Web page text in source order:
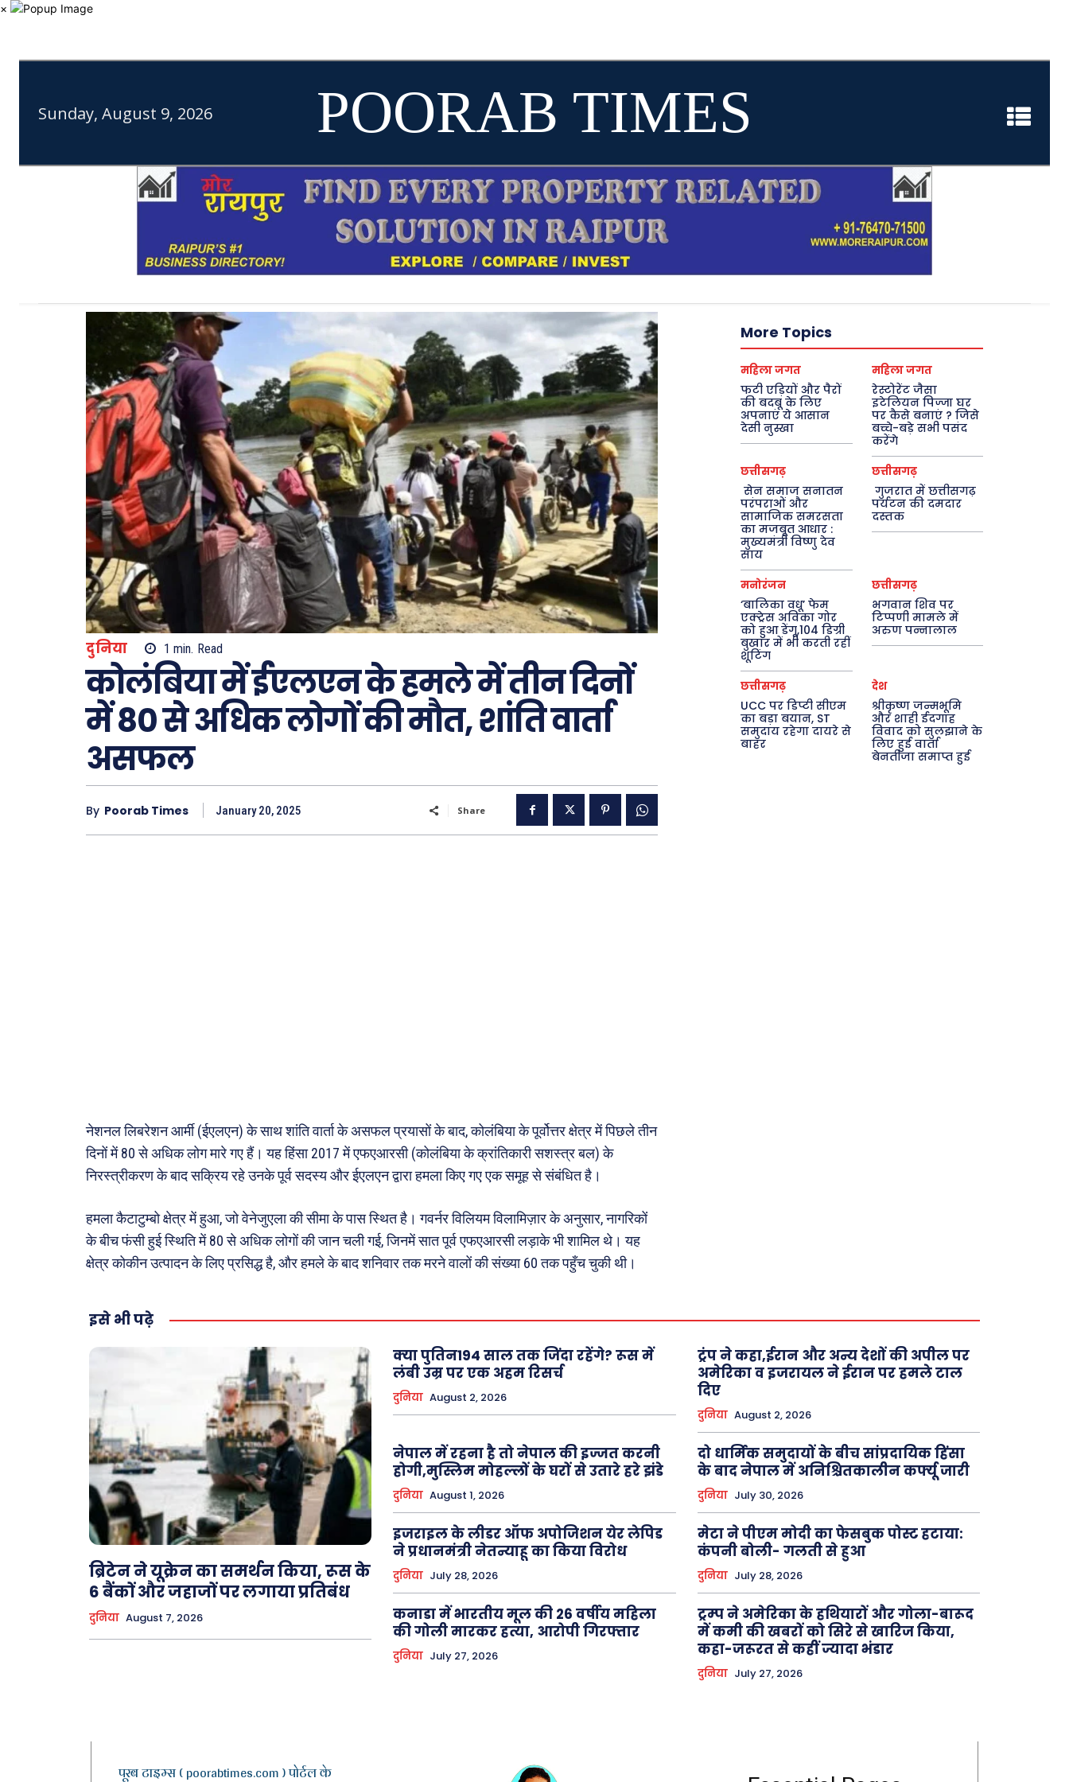
Type here... Search
छत्तीसगढ़
जानकारी
Tech
Mobiles
स्वास्थ्य
क़ायदे क़ानून जानकारी
पूरब विशेष
वो ख़्वाबों के दिन
About Us Privacy Policy
×
Sunday, August 9, 2026 POORAB TIMES
दुनिया 1 min. Read
कोलंबिया में ईएलएन के हमले में तीन दिनों
में 80 से अधिक लोगों की मौत, शांति वार्ता
असफल
By Poorab Times January 20, 2025 Share
नेशनल लिबरेशन आर्मी (ईएलएन) के साथ शांति वार्ता के असफल प्रयासों के बाद, कोलंबिया के पूर्वोत्तर क्षेत्र में पिछले तीन
दिनों में 80 से अधिक लोग मारे गए हैं। यह हिंसा 2017 में एफएआरसी (कोलंबिया के क्रांतिकारी सशस्त्र बल) के
निरस्त्रीकरण के बाद सक्रिय रहे उनके पूर्व सदस्य और ईएलएन द्वारा हमला किए गए एक समूह से संबंधित है।
हमला कैटाटुम्बो क्षेत्र में हुआ, जो वेनेजुएला की सीमा के पास स्थित है। गवर्नर विलियम विलामिज़ार के अनुसार, नागरिकों
के बीच फंसी हुई स्थिति में 80 से अधिक लोगों की जान चली गई, जिनमें सात पूर्व एफएआरसी लड़ाके भी शामिल थे। यह
क्षेत्र कोकीन उत्पादन के लिए प्रसिद्ध है, और हमले के बाद शनिवार तक मरने वालों की संख्या 60 तक पहुँच चुकी थी।
More Topics
महिला जगत
फटी एड़ियों और पैरों
की बदबू के लिए
अपनाएं ये आसान
देसी नुस्खा
महिला जगत
रेस्टोरेंट जैसा
इटेलियन पिज्जा घर
पर कैसे बनाएं ? जिसे
बच्चे-बड़े सभी पसंद
करेंगे
छत्तीसगढ़
सेन समाज सनातन
परंपराओं और
सामाजिक समरसता
का मजबूत आधार :
मुख्यमंत्री विष्णु देव
साय
छत्तीसगढ़
गुजरात में छत्तीसगढ़
पर्यटन की दमदार
दस्तक
मनोरंजन
‘बालिका वधू’ फेम
एक्ट्रेस अविका गोर
को हुआ डेंगू,104 डिग्री
बुखार में भी करती रहीं
शूटिंग
छत्तीसगढ़
भगवान शिव पर
टिप्पणी मामले में
अरुण पन्नालाल
छत्तीसगढ़
UCC पर डिप्टी सीएम
का बड़ा बयान, ST
समुदाय रहेगा दायरे से
बाहर
देश
श्रीकृष्ण जन्मभूमि
और शाही ईदगाह
विवाद को सुलझाने के
लिए हुई वार्ता
बेनतीजा समाप्त हुई
इसे भी पढ़े
ब्रिटेन ने यूक्रेन का समर्थन किया, रूस के
6 बैंकों और जहाजों पर लगाया प्रतिबंध
दुनिया August 7, 2026
क्या पुतिन194 साल तक जिंदा रहेंगे? रूस में
लंबी उम्र पर एक अहम रिसर्च
दुनिया August 2, 2026
ट्रंप ने कहा,ईरान और अन्य देशों की अपील पर
अमेरिका व इजरायल ने ईरान पर हमले टाल
दिए
दुनिया August 2, 2026
नेपाल में रहना है तो नेपाल की इज्जत करनी
होगी,मुस्लिम मोहल्लों के घरों से उतारे हरे झंडे
दुनिया August 1, 2026
दो धार्मिक समुदायों के बीच सांप्रदायिक हिंसा
के बाद नेपाल में अनिश्चितकालीन कर्फ्यू जारी
दुनिया July 30, 2026
इजराइल के लीडर ऑफ अपोजिशन येर लेपिड
ने प्रधानमंत्री नेतन्याहू का किया विरोध
दुनिया July 28, 2026
मेटा ने पीएम मोदी का फेसबुक पोस्ट हटाया:
कंपनी बोली- गलती से हुआ
दुनिया July 28, 2026
कनाडा में भारतीय मूल की 26 वर्षीय महिला
की गोली मारकर हत्या, आरोपी गिरफ्तार
दुनिया July 27, 2026
ट्रम्प ने अमेरिका के हथियारों और गोला-बारूद
में कमी की खबरों को सिरे से खारिज किया,
कहा-जरूरत से कहीं ज्यादा भंडार
दुनिया July 27, 2026
पूरब टाइम्स ( poorabtimes.com ) पोर्टल के